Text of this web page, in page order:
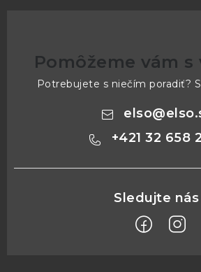
Pomôžeme vám s
Potrebujete s niečím poradiť?
elso@
+421 32 658